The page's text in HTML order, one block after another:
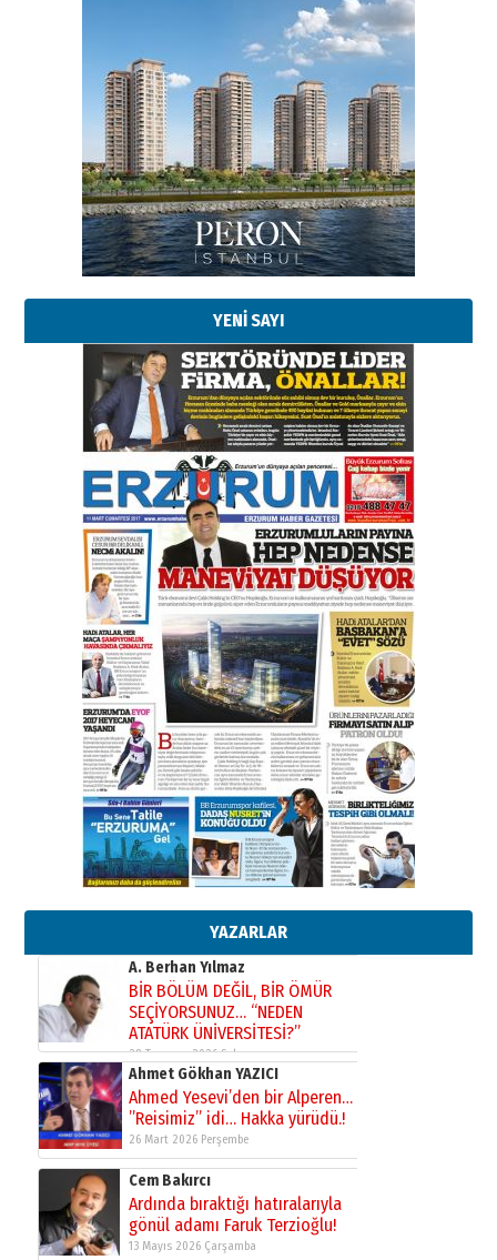
YENİ SAYI
YAZARLAR
Esat BİNDESEN
Başkan Sekmen’den Erzurum’a
bir vizyon proje daha!
02 Ağustos 2026 Pazar
Kadir SABUNCUOĞLU
Erzurumspor’un köşe taşları
29 Haziran 2026 Pazartesi
Kenan GÜLERCİ
Murat Şahsuvaroğlu ERKON’da
çıtayı yukarı taşırken,
yönetimdekiler aşağı
çekmemeli!
17 Şubat 2026 SalıOrhan BOZKURT
Bir fotoğraf, bir şehir, bir
gazeteci… Dizginler kimin
elinde?
31 Mart 2026 Salı
BİR BÖLÜM DEĞİL, BİR ÖMÜR
SEÇİYORSUNUZ… “NEDEN
ATATÜRK ÜNİVERSİTESİ?”
28 Temmuz 2026 Salı
Ahmet Gökhan YAZICI
Ahmed Yesevi’den bir Alperen…
”Reisimiz” idi… Hakka yürüdü.!
26 Mart 2026 Perşembe
Cem Bakırcı
Ardında bıraktığı hatıralarıyla
gönül adamı Faruk Terzioğlu!
13 Mayıs 2026 Çarşamba